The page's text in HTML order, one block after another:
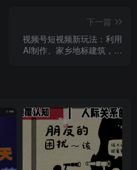
下一篇
视频号短视频新玩法：利用
AI制作、家乡地标建筑，起